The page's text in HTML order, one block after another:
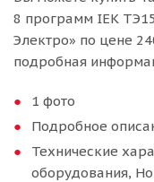
8 программ IEK
Электро» по цене
подробная
1 фото
Подробное
Технические
оборудования,